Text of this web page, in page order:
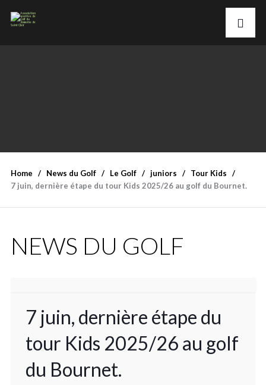
Home News du Golf Le Golf juniors
Tour Kids
7 juin, dernière étape du tour Kids 2025/26 au golf du Bournet.
NEWS DU GOLF
7 juin, dernière étape du
tour Kids 2025/26 au golf
du Bournet.